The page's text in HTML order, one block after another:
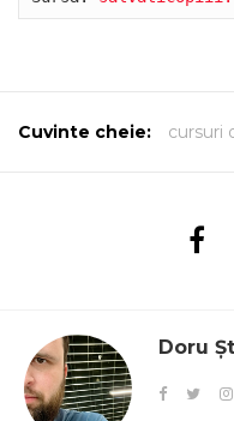
Cuvinte cheie: cursuri
Doru